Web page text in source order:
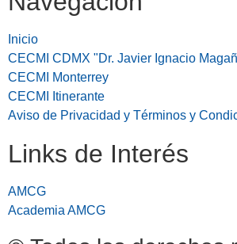
Inicio
CECMI CDMX "Dr. Javier Ignacio
CECMI Monterrey
CECMI Itinerante
Aviso de Privacidad y Términos y
Links de Interés
AMCG
Academia AMCG